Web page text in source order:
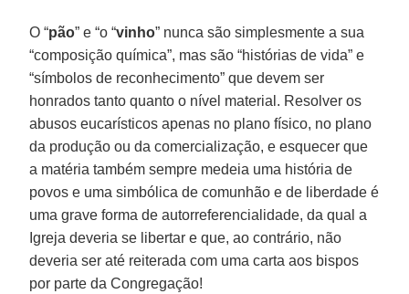
O “pão” e “o “vinho” nunca são simplesmente a sua
“composição química”, mas são “histórias de vida” e
“símbolos de reconhecimento” que devem ser
honrados tanto quanto o nível material. Resolver os
abusos eucarísticos apenas no plano físico, no plano
da produção ou da comercialização, e esquecer que
a matéria também sempre medeia uma história de
povos e uma simbólica de comunhão e de liberdade é
uma grave forma de autorreferencialidade, da qual a
Igreja deveria se libertar e que, ao contrário, não
deveria ser até reiterada com uma carta aos bispos
por parte da Congregação!